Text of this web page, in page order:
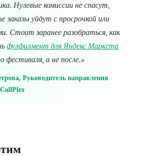
Нулевые комиссии не спасут,
заказы уйдут с просрочкой или
Стоит заранее разобраться, как
фулфилмент для Яндекс Маркета
фестиваля, а не после.»
Руководитель направления